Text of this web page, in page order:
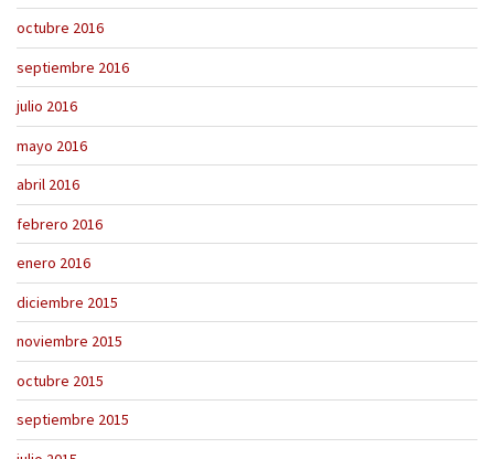
octubre 2016
septiembre 2016
julio 2016
mayo 2016
abril 2016
febrero 2016
enero 2016
diciembre 2015
noviembre 2015
octubre 2015
septiembre 2015